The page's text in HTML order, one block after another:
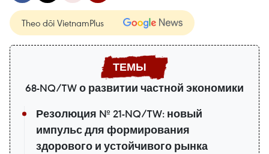
Theo dõi VietnamPlus
68-NQ/TW о развитии частной экономики
Резолюция № 21-NQ/TW: новый
импульс для формирования
здорового и устойчивого рынка